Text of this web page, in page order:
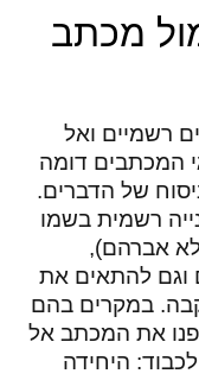
מכתב
רשמיים ואל
המכתבים דומה
של הדברים.
רשמית בשמו
אברהם),
וגם להתאים את
במקרים בהם
את המכתב אל
היחידה